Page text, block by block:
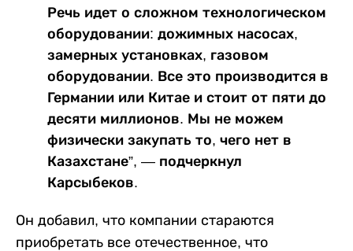
Речь идет о сложном технологическом
оборудовании: дожимных насосах,
замерных установках, газовом
оборудовании. Все это производится в
Германии или Китае и стоит от пяти до
десяти миллионов. Мы не можем
физически закупать то, чего нет в
Казахстане”, — подчеркнул
Карсыбеков.
Он добавил, что компании стараются
приобретать все отечественное, что